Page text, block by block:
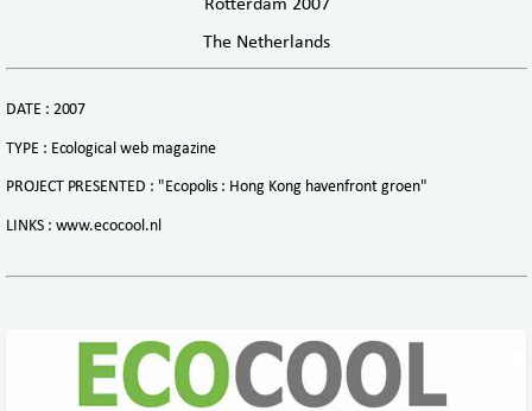
Rotterdam 2007
The Netherlands
DATE : 2007
TYPE : Ecological web magazine
PROJECT PRESENTED : "Ecopolis : Hong Kong havenfront groen"
LINKS : www.ecocool.nl